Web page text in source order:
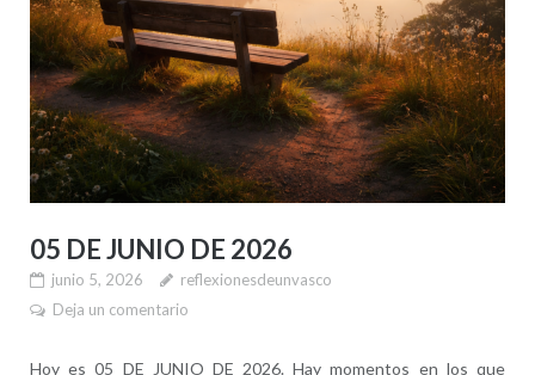
05 DE JUNIO DE 2026
junio 5, 2026
reflexionesdeunvasco
Deja un comentario
Hoy es 05 DE JUNIO DE 2026. Hay momentos en los que